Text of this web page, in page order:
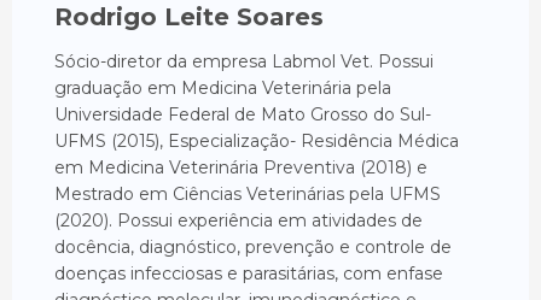
Rodrigo Leite Soares
Sócio-diretor da empresa Labmol Vet. Possui
graduação em Medicina Veterinária pela
Universidade Federal de Mato Grosso do Sul-
UFMS (2015), Especialização- Residência Médica
em Medicina Veterinária Preventiva (2018) e
Mestrado em Ciências Veterinárias pela UFMS
(2020). Possui experiência em atividades de
docência, diagnóstico, prevenção e controle de
doenças infecciosas e parasitárias, com enfase